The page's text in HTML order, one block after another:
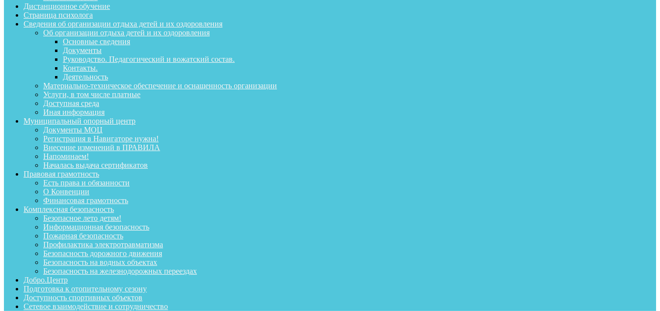
Дистанционное обучение
Страница психолога
Сведения об организации отдыха детей и их оздоровления
Об организации отдыха детей и их оздоровления
Основные сведения
Документы
Руководство. Педагогический и вожатский состав.
Контакты.
Деятельность
Материально-техническое обеспечение и оснащенность организации
Услуги, в том числе платные
Доступная среда
Иная информация
Муниципальный опорный центр
Документы МОЦ
Регистрация в Навигаторе нужна!
Внесение изменений в ПРАВИЛА
Напоминаем!
Началась выдача сертификатов
Правовая грамотность
Есть права и обязанности
О Конвенции
Финансовая грамотность
Комплексная безопасность
Безопасное лето детям!
Информационная безопасность
Пожарная безопасность
Профилактика электротравматизма
Безопасность дорожного движения
Безопасность на водных объектах
Безопасность на железнодорожных переездах
Добро.Центр
Подготовка к отопительному сезону
Доступность спортивных объектов
Сетевое взаимодействие и сотрудничество